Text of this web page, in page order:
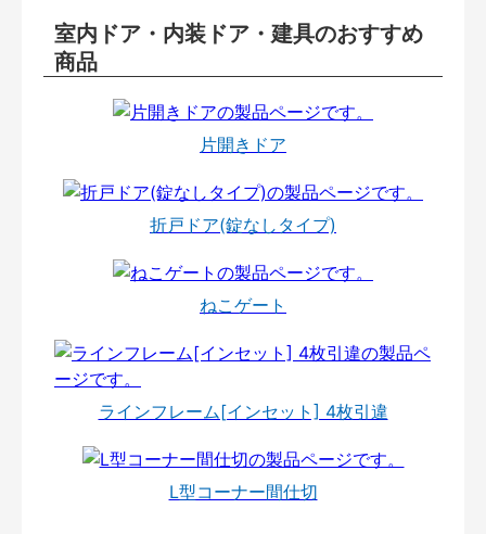
室内ドア・内装ドア・建具のおすすめ
商品
片開きドア
折戸ドア(錠なしタイプ)
ねこゲート
ラインフレーム[インセット] 4枚引違
L型コーナー間仕切